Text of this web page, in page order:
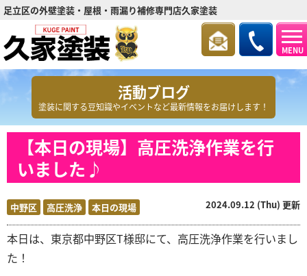
MENU
足立区の外壁塗装・屋根・雨漏り補修専門店久家塗装
活動ブログ
塗装に関する豆知識やイベントなど最新情報をお届けします！
【本日の現場】高圧洗浄作業を行
いました♪
中野区 高圧洗浄 本日の現場 2024.09.12 (Thu) 更新
本日は、東京都中野区T様邸にて、高圧洗浄作業を行いまし
た！